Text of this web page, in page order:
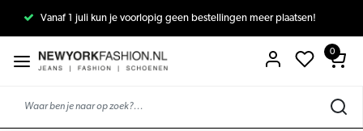
Vanaf 1 juli kun je voorlopig geen bestellingen meer plaatsen!
0